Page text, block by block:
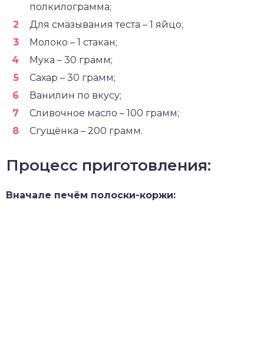
полкилограмма;
Для смазывания теста – 1 яйцо;
Молоко – 1 стакан;
Мука – 30 грамм;
Сахар – 30 грамм;
Ванилин по вкусу;
Сливочное масло – 100 грамм;
Сгущёнка – 200 грамм.
Процесс приготовления:
Вначале печём полоски-коржи: